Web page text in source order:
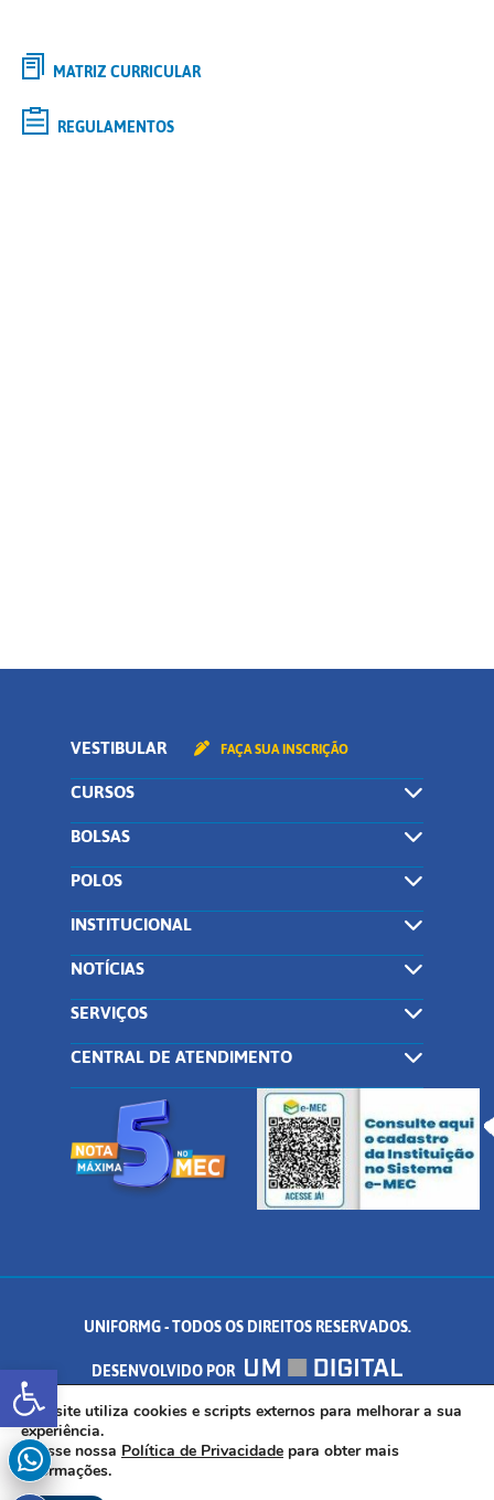
Abrir a barra de ferramentas
MATRIZ CURRICULAR
REGULAMENTOS
VESTIBULAR FAÇA SUA INSCRIÇÃO
CURSOS
BOLSAS
POLOS
INSTITUCIONAL
NOTÍCIAS
SERVIÇOS
CENTRAL DE ATENDIMENTO
UNIFORMG - TODOS OS DIREITOS RESERVADOS.
DESENVOLVIDO POR
AV. DR. ARNALDO DE SENNA, 328 - PALMEIRAS, FORMIGA/MG - CEP:
35.574.530
Este site utiliza cookies e scripts externos para melhorar a sua
experiência.
Acesse nossa Política de Privacidade para obter mais
informações.